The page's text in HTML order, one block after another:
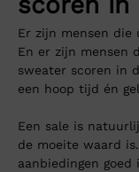
Er zijn mensen die
En er zijn mensen
sweater scoren in
een hoop tijd én
Een sale is
de moeite waard
aanbiedingen